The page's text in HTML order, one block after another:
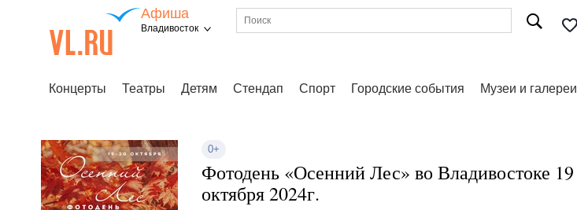
Афиша
Владивосток
Концерты Театры Детям Стендап Спорт Городские события Музеи и галереи
0+
Фотодень «Осенний Лес» во Владивостоке 19
октября 2024г.